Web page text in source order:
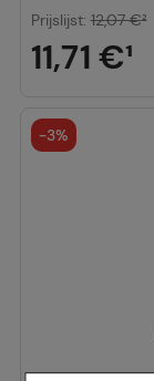
11,71 €¹
Prijslijst: 12,07 €²
-3%